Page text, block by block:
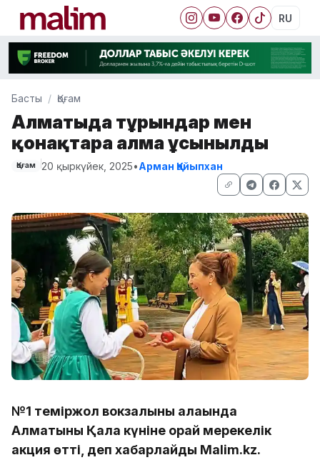
RU
Басты Қоғам
Алматыда тұрғындар мен
қонақтарға алма ұсынылды
Қоғам 20 қыркүйек, 2025•Арман Қайыпхан
№1 теміржол вокзалының алаңында
Алматының Қала күніне орай мерекелік
акция өтті, деп хабарлайды Malim.kz.